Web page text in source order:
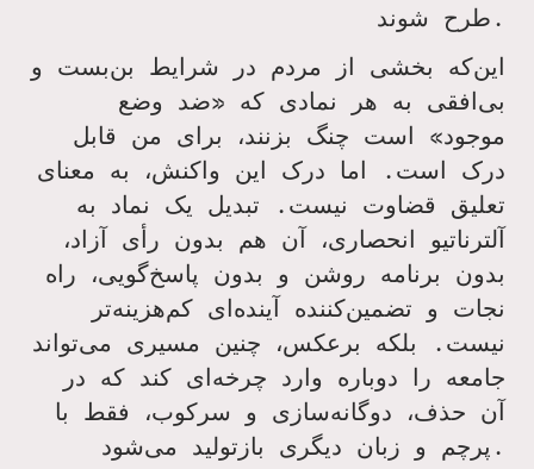
طرح شوند.
این‌که بخشی از مردم در شرایط بن‌بست و
بی‌افقی به هر نمادی که «ضد وضع
موجود» است چنگ بزنند، برای من قابل
درک است. اما درک این واکنش، به معنای
تعلیق قضاوت نیست. تبدیل یک نماد به
آلترناتیو انحصاری، آن هم بدون رأی آزاد،
بدون برنامه روشن و بدون پاسخ‌گویی، راه
نجات و تضمین‌کننده آینده‌ای کم‌هزینه‌تر
نیست. بلکه برعکس، چنین مسیری می‌تواند
جامعه را دوباره وارد چرخه‌ای کند که در
آن حذف، دوگانه‌سازی و سرکوب، فقط با
پرچم و زبان دیگری بازتولید می‌شود.